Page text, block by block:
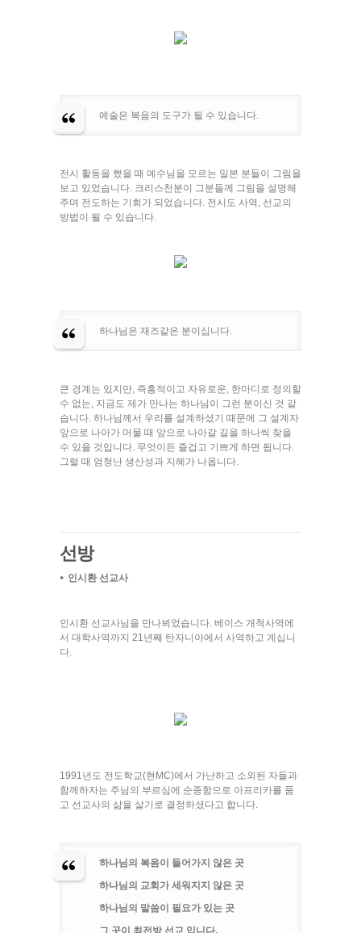
예술은 복음의 도구가 될 수 있습니다.
전시 활동을 했을 때 예수님을 모르는 일본 분들이 그림을
보고 있었습니다. 크리스천분이 그분들께 그림을 설명해
주며 전도하는 기회가 되었습니다. 전시도 사역, 선교의
방법이 될 수 있습니다.
하나님은 재즈같은 분이십니다.
큰 경계는 있지만, 즉흥적이고 자유로운, 한마디로 정의할
수 없는, 지금도 제가 만나는 하나님이 그런 분이신 것 같
습니다. 하나님께서 우리를 설계하셨기 때문에 그 설계자
앞으로 나아가 머물 때 앞으로 나아갈 길을 하나씩 찾을
수 있을 것입니다. 무엇이든 즐겁고 기쁘게 하면 됩니다.
그럴 때 엄청난 생산성과 지혜가 나옵니다.
선방
⦁ 인시환 선교사
인시환 선교사님을 만나뵈었습니다. 베이스 개척사역에
서 대학사역까지 21년째 탄자니아에서 사역하고 계십니
다.
1991년도 전도학교(현MC)에서 가난하고 소외된 자들과
함께하자는 주님의 부르심에 순종함으로 아프리카를 품
고 선교사의 삶을 살기로 결정하셨다고 합니다.
하나님의 복음이 들어가지 않은 곳
하나님의 교회가 세워지지 않은 곳
하나님의 말씀이 필요가 있는 곳
그 곳이 최전방 선교 입니다.